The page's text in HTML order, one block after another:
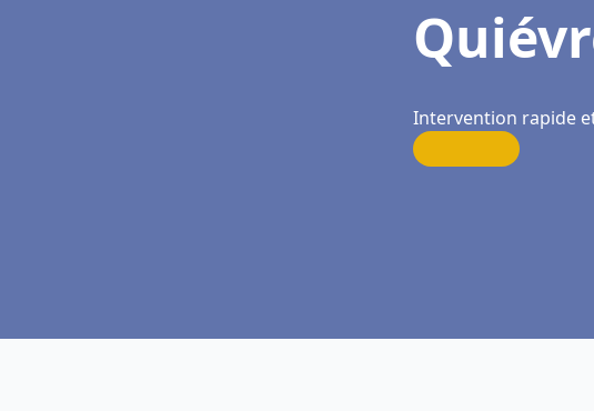
Intervention rapide